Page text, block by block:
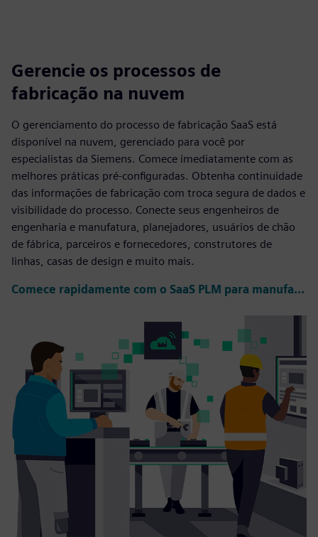
Gerencie os processos de
fabricação na nuvem
O gerenciamento do processo de fabricação SaaS está
disponível na nuvem, gerenciado para você por
especialistas da Siemens. Comece imediatamente com as
melhores práticas pré-configuradas. Obtenha continuidade
das informações de fabricação com troca segura de dados e
visibilidade do processo. Conecte seus engenheiros de
engenharia e manufatura, planejadores, usuários de chão
de fábrica, parceiros e fornecedores, construtores de
linhas, casas de design e muito mais.
Comece rapidamente com o SaaS PLM para manufatura